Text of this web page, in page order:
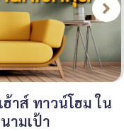
าส์ ทาวน์โฮม ใน
ามเป้า